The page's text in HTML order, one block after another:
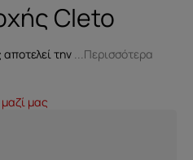
Cleto
την ...Περισσότερα
μας